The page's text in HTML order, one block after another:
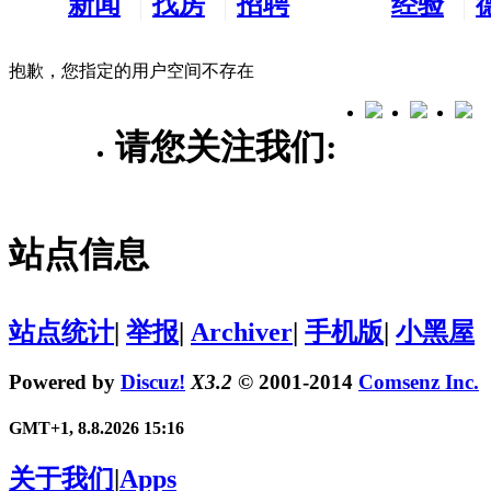
抱歉，您指定的用户空间不存在
请您关注我们:
站点信息
站点统计| 举报| Archiver| 手机版| 小黑屋
Powered by Discuz! X3.2 © 2001-2014 Comsenz Inc.
GMT+1, 8.8.2026 15:16
关于我们|Apps